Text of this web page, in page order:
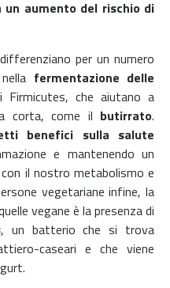
aumento del rischio di
per un numero
fermentazione delle
che aiutano a
corta, come il butirrato.
benefici sulla salute
e mantenendo un
il nostro metabolismo e
vegetariane infine, la
vegane è la presenza di
, un batterio che si trova
caseari e che viene